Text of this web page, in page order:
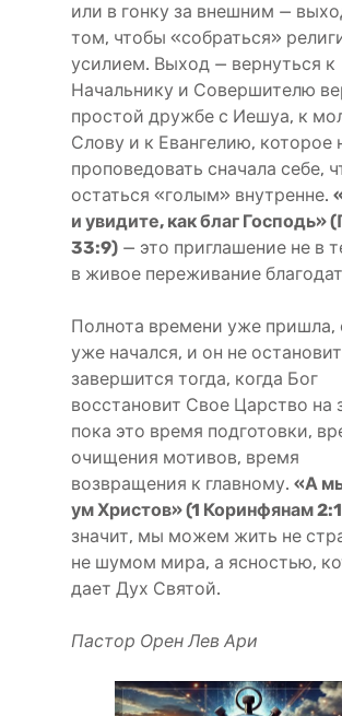
или в гонку за внешним —
том, чтобы «собраться»
усилием. Выход — вернуться к
Начальнику и Совершителю
простой дружбе с Иешуа, к
Слову и к Евангелию, которое
проповедовать сначала себе,
остаться «голым» внутренне.
и увидите, как благ Господь»
33:9) — это приглашение не в
в живое переживание
Полнота времени уже пришла,
уже начался, и он не
завершится тогда, когда Бог
восстановит Свое Царство на
пока это время подготовки,
очищения мотивов, время
возвращения к главному. «А
ум Христов» (1 Коринфянам
значит, мы можем жить не
не шумом мира, а ясностью,
дает Дух Святой.
Пастор Орен Лев Ари